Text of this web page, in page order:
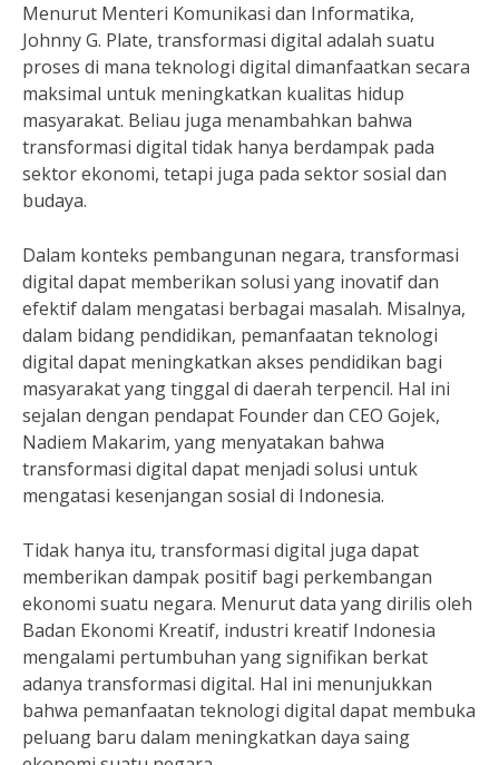
Menurut Menteri Komunikasi dan Informatika,
Johnny G. Plate, transformasi digital adalah suatu
proses di mana teknologi digital dimanfaatkan secara
maksimal untuk meningkatkan kualitas hidup
masyarakat. Beliau juga menambahkan bahwa
transformasi digital tidak hanya berdampak pada
sektor ekonomi, tetapi juga pada sektor sosial dan
budaya.
Dalam konteks pembangunan negara, transformasi
digital dapat memberikan solusi yang inovatif dan
efektif dalam mengatasi berbagai masalah. Misalnya,
dalam bidang pendidikan, pemanfaatan teknologi
digital dapat meningkatkan akses pendidikan bagi
masyarakat yang tinggal di daerah terpencil. Hal ini
sejalan dengan pendapat Founder dan CEO Gojek,
Nadiem Makarim, yang menyatakan bahwa
transformasi digital dapat menjadi solusi untuk
mengatasi kesenjangan sosial di Indonesia.
Tidak hanya itu, transformasi digital juga dapat
memberikan dampak positif bagi perkembangan
ekonomi suatu negara. Menurut data yang dirilis oleh
Badan Ekonomi Kreatif, industri kreatif Indonesia
mengalami pertumbuhan yang signifikan berkat
adanya transformasi digital. Hal ini menunjukkan
bahwa pemanfaatan teknologi digital dapat membuka
peluang baru dalam meningkatkan daya saing